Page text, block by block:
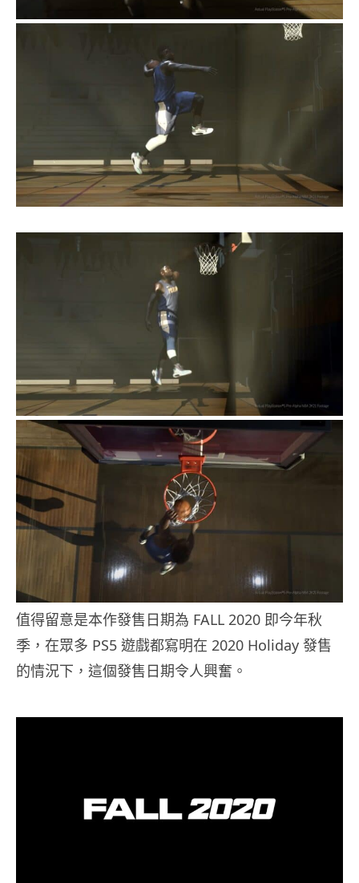
值得留意是本作發售日期為 FALL 2020 即今年秋
季，在眾多 PS5 遊戲都寫明在 2020 Holiday 發售
的情況下，這個發售日期令人興奮。